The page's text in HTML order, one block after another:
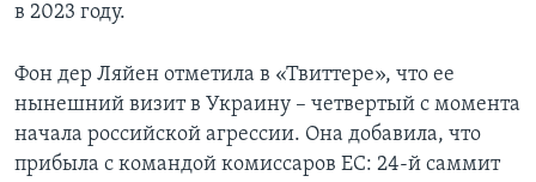
в 2023 году.
Фон дер Ляйен отметила в «Твиттере», что ее
нынешний визит в Украину – четвертый с момента
начала российской агрессии. Она добавила, что
прибыла с командой комиссаров ЕС: 24-й саммит